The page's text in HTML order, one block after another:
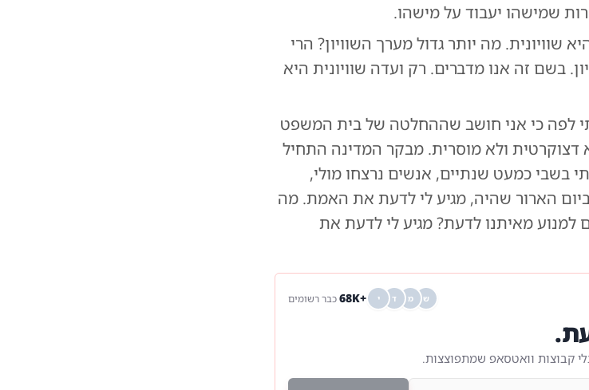
שמישהו יעבוד על מישהו.
שוויונית. מה יותר גדול מערך השוויון? הרי
בשם זה אנו מדברים. רק ועדה שוויונית היא
לפה כי אני חושב שההחלטה של בית המשפט
דצוקרטית ולא מוסרית. מבקר המדינה התחיל
בשבי כמעט שנתיים, אנשים נרצחו מולי,
ביום הארור שהיה, מגיע לי לדעת את האמת. מה
מאיתנו לדעת? מגיע לי לדעת את
ש מ ד י +68K כבר רשומים
קבוצות וואטסאפ שמתפוצצות.